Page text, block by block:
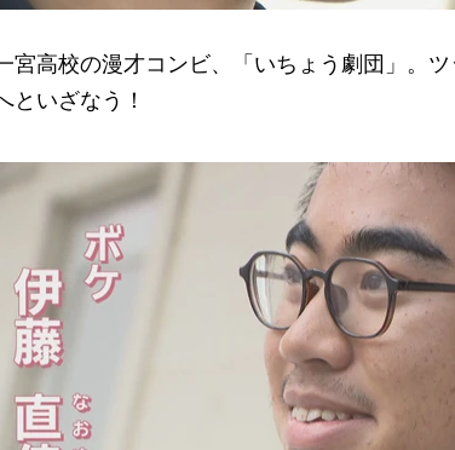
高校の漫才コンビ、「いちょう劇団」。
といざなう！